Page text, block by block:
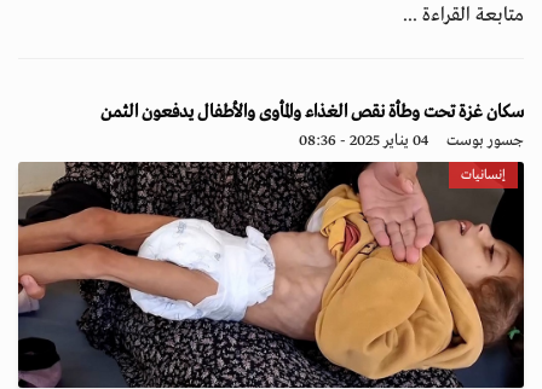
متابعة القراءة ...
سكان غزة تحت وطأة نقص الغذاء والمأوى والأطفال يدفعون الثمن
جسور بوست 04 يناير 2025 - 08:36
إنسانيات